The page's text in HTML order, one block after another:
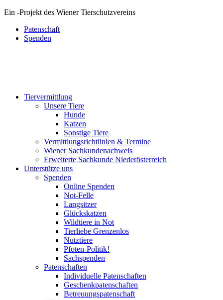
Ein -Projekt des Wiener Tierschutzvereins
Patenschaft
Spenden
Tiervermittlung
Unsere Tiere
Hunde
Katzen
Sonstige Tiere
Vermittlungsrichtlinien & Termine
Wiener Sachkundenachweis
Erweiterte Sachkunde Niederösterreich
Unterstütze uns
Spenden
Online Spenden
Not-Felle
Langsitzer
Glückskatzen
Wildtiere in Not
Tierliebe Grenzenlos
Nutztiere
Pfoten-Politik!
Sachspenden
Patenschaften
Individuelle Patenschaften
Geschenkpatenschaften
Betreuungspatenschaft